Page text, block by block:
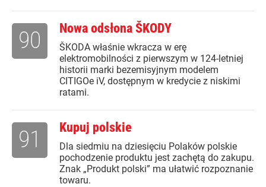
Nowa odsłona ŠKODY
ŠKODA właśnie wkracza w erę
elektromobilności z pierwszym w 124-letniej
historii marki bezemisyjnym modelem
CITIGOe iV, dostępnym w kredycie z niskimi
ratami.
90
Kupuj polskie
Dla siedmiu na dziesięciu Polaków polskie
pochodzenie produktu jest zachętą do zakupu.
Znak „Produkt polski” ma ułatwić rozpoznanie
towaru.
91